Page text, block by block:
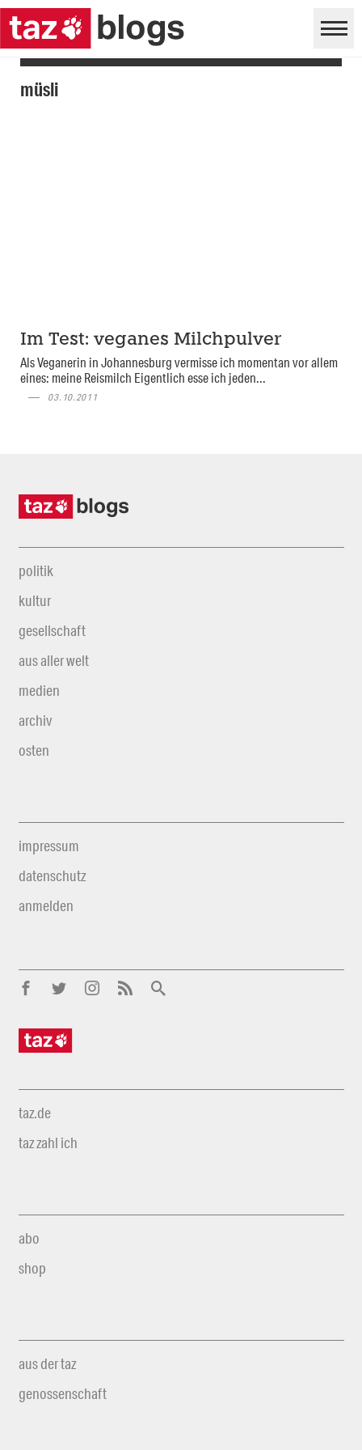
müsli
Im Test: veganes Milchpulver
Als Veganerin in Johannesburg vermisse ich momentan vor allem
eines: meine Reismilch Eigentlich esse ich jeden...
03.10.2011
politik
kultur
gesellschaft
aus aller welt
medien
archiv
osten
impressum
datenschutz
anmelden
taz.de
taz zahl ich
abo
shop
aus der taz
genossenschaft